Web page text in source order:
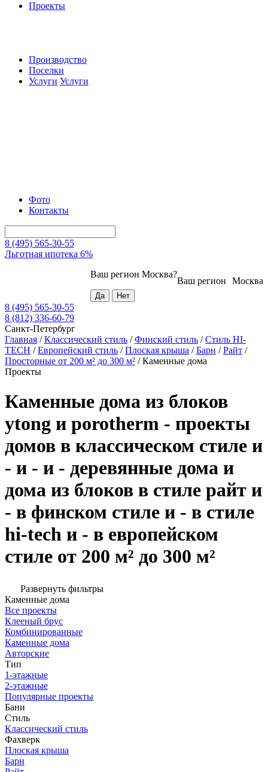
Проекты
Производство
Поселки
Услуги Услуги
Фото
Контакты
8 (495) 565-30-55
Льготная ипотека 6%
Москва
Ваш регион
Ваш регион Москва?
8 (495) 565-30-55
8 (812) 336-60-79
Санкт-Петербург
Главная /Классический стиль /Финский стиль /Стиль HI-
TECH /Европейский стиль /Плоская крыша /Барн /Райт /
Просторные от 200 м² до 300 м² /Каменные дома
Проекты
Каменные дома из блоков
ytong и porotherm - проекты
домов в классическом стиле и
- и - и - деревянные дома и
дома из блоков в стиле райт и
- в финском стиле и - в стиле
hi-tech и - в европейском
стиле от 200 м² до 300 м²
Развернуть фильтры
Каменные дома
Все проекты
Клееный брус
Комбинированные
Каменные дома
Авторские
Тип
1-этажные
2-этажные
Популярные проекты
Бани
Стиль
Классический стиль
Фахверк
Плоская крыша
Барн